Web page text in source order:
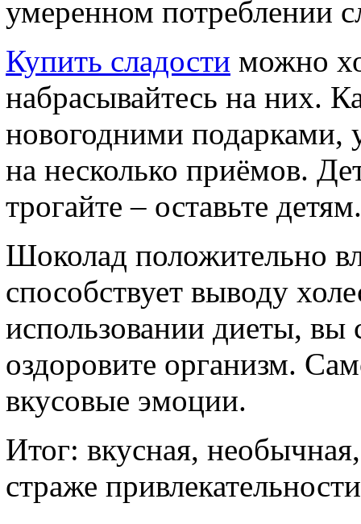
умеренном потреблении
Купить сладости можно
набрасывайтесь на них.
новогодними подарками,
на несколько приёмов.
трогайте – оставьте детям.
Шоколад положительно
способствует выводу
использовании диеты,
оздоровите организм.
вкусовые эмоции.
Итог: вкусная,
страже